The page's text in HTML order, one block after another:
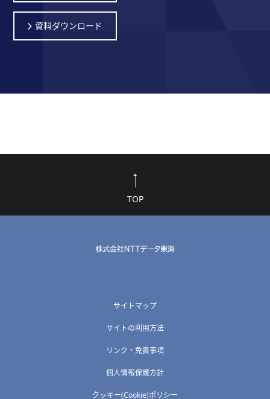
資料ダウンロード
TOP
サイトマップ
サイトの利用方法
リンク・免責事項
個人情報保護方針
クッキー(Cookie)ポリシー